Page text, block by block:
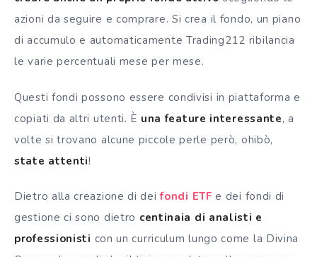
azioni da seguire e comprare. Si crea il fondo, un piano
di accumulo e automaticamente Trading212 ribilancia
le varie percentuali mese per mese.
Questi fondi possono essere condivisi in piattaforma e
copiati da altri utenti. È una feature interessante, a
volte si trovano alcune piccole perle però, ohibò,
state attenti!
Dietro alla creazione di deifondi ETF e dei fondi di
gestione ci sono dietro centinaia di analisti e
professionisti con un curriculum lungo come la Divina